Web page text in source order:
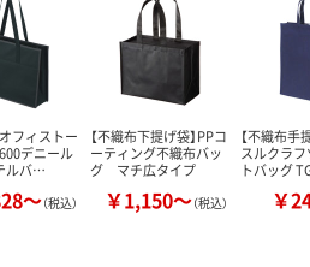
フィストー
600デニール
ルバ…
～（税込）
【不織布下提げ袋】PPコ
ーティング不織布バッ
グ マチ広タイプ
￥1,150～（税込）
【不織布手
スルクラ
トバッグ
￥